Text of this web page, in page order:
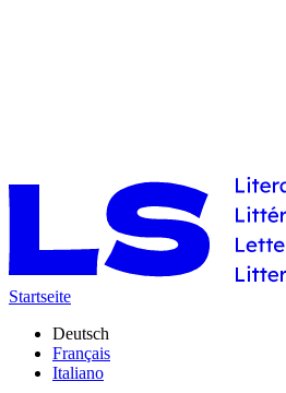
Startseite
Deutsch
Français
Italiano